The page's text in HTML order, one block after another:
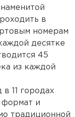
в
номерам
десятке
45
из каждой
11 городах
формат и
традиционной